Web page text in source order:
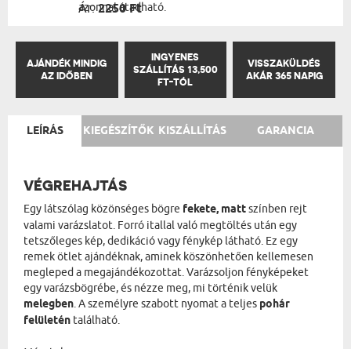
azonnal átadható.
Ár:2250 Ft
AJÁNDÉK MINDIG
AZ IDŐBEN
INGYENES
SZÁLLÍTÁS 13,500
FT-TÓL
VISSZAKÜLDÉS
AKÁR 365 NAPIG
LEÍRÁS KIEGÉSZÍTŐK KISZÁLLÍTÁS GARANCIA
VÉGREHAJTÁS
Egy látszólag közönséges bögre fekete, mattszínben rejt
valami varázslatot. Forró itallal való megtöltés után egy
tetszőleges kép, dedikáció vagy fénykép látható. Ez egy
remek ötlet ajándéknak, aminek köszönhetően kellemesen
megleped a megajándékozottat. Varázsoljon fényképeket
egy varázsbögrébe, és nézze meg, mi történik velük
melegben. A személyre szabott nyomat a teljes pohár
felületén található.